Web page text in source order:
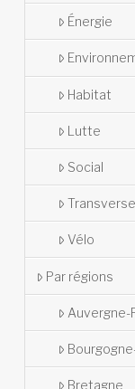
Énergie
Habitat
Lutte
Social
Transverse
Vélo
Par régions
Auvergne-
Bretagne